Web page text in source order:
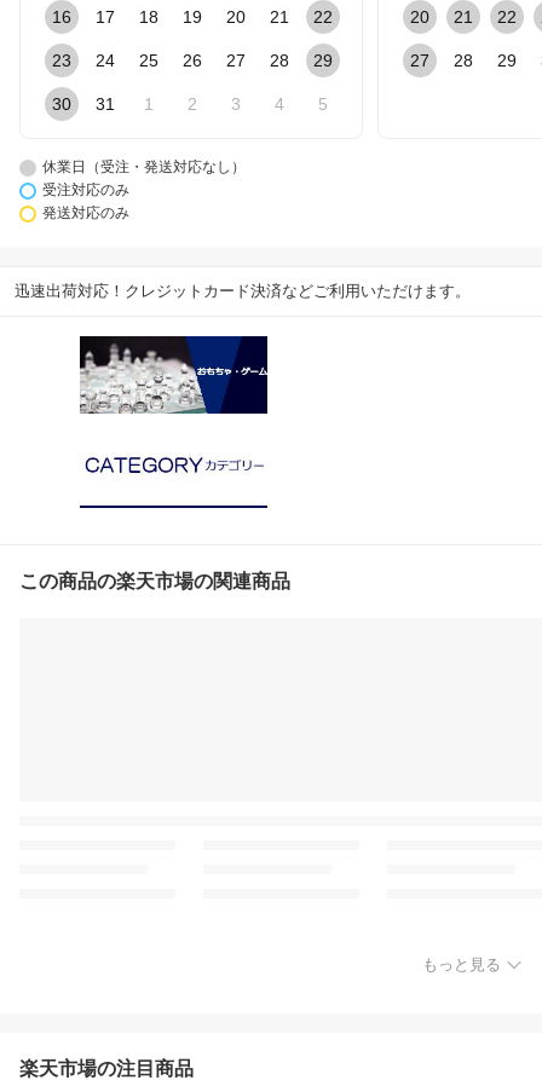
16 17 18 19 20 21 22
23 24 25 26 27 28 29
30 31 1 2 3 4 5
20 21 22
27 28 29
休業日（受注・発送対応なし）
受注対応のみ
発送対応のみ
迅速出荷対応！クレジットカード決済などご利用いただけます。
この商品の楽天市場の関連商品
もっと見る
楽天市場の注目商品